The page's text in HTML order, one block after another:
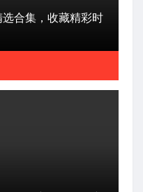
合集，收藏精彩时